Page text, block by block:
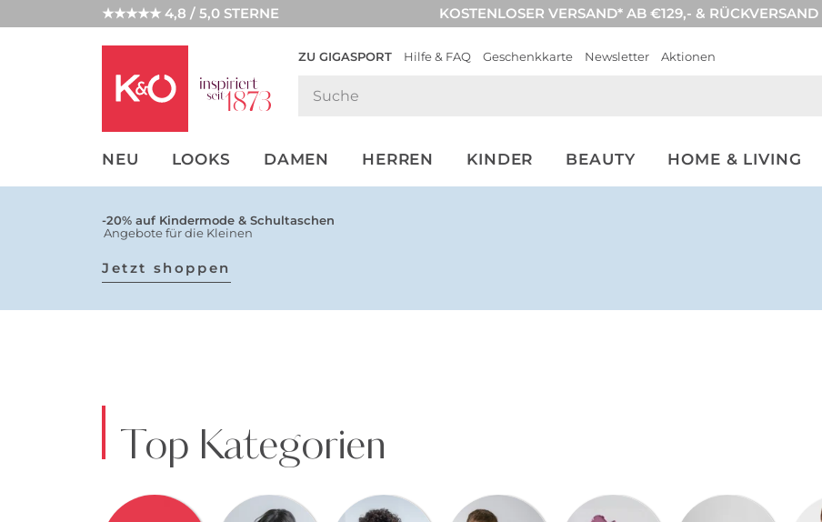
★★★★★ 4,8 / 5,0 STERNE KOSTENLOSER VERSAND* AB €129,- & RÜCKVERSAND
ZU GIGASPORT Hilfe & FAQ Geschenkkarte Newsletter Aktionen
NEU LOOKS DAMEN HERREN KINDER BEAUTY HOME & LIVING
NEW IN
WEDDING
-20% auf Kindermode & Schultaschen
Angebote für die Kleinen
Jetzt shoppen
Top Kategorien